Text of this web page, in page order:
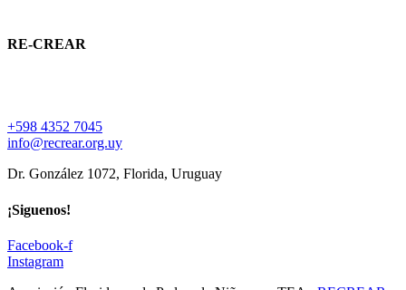
RE-CREAR
+598 4352 7045
info@recrear.org.uy
Dr. González 1072, Florida, Uruguay
¡Siguenos!
Facebook-f
Instagram